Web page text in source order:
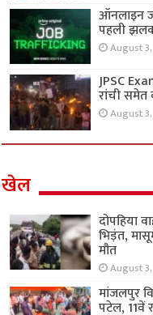
ऑनलाइन
पहली
August
JPSC
रांची समेत
August
खेल
दोपहिया
भिड़ंत,
मौत
August
मांजलपुर
पटेल, 11वें